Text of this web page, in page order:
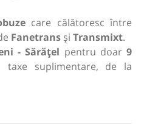
care călătoresc între
Fanetrans și Transmixt.
- Sărățel pentru doar 9
taxe suplimentare, de la